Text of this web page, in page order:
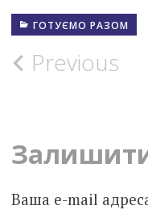
ГОТУЄМО РАЗОМ
Post
Previous
Ваша e-mail